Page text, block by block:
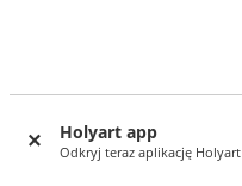
Holyart app
Odkryj teraz aplikację Holyart